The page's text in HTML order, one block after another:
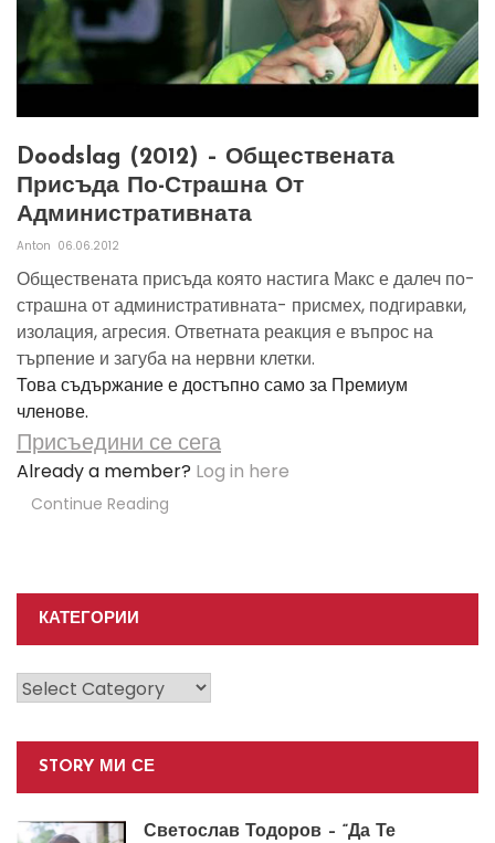
Doodslag (2012) – Обществената
Присъда По-Страшна От
Административната
Anton 06.06.2012
Обществената присъда която настига Макс е далеч по-
страшна от административната- присмех, подгиравки,
изолация, агресия. Ответната реакция е въпрос на
търпение и загуба на нервни клетки.
Това съдържание е достъпно само за Премиум
членове.
Присъедини се сега
Already a member? Log in here
Continue Reading
КАТЕГОРИИ
Категории
STORY МИ СЕ
Светослав Тодоров – “Да Те